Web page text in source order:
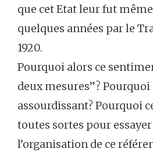
que cet Etat leur fut
quelques années par le
1920.
Pourquoi alors ce
deux mesures”? Pourquoi
assourdissant? Pourquoi
toutes sortes pour
l’organisation de ce